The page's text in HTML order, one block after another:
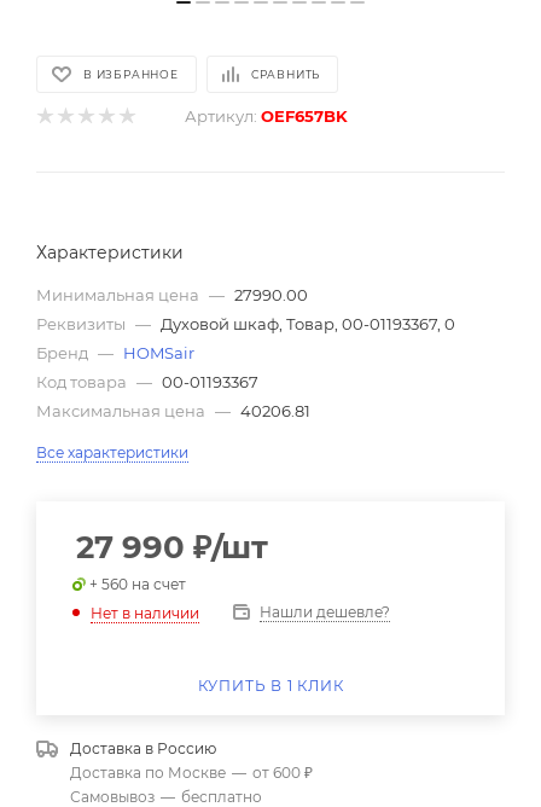
В ИЗБРАННОЕ СРАВНИТЬ
Артикул: OEF657BK
Характеристики
Минимальная цена — 27990.00
Реквизиты — Духовой шкаф, Товар, 00-01193367, 0
Бренд — HOMSair
Код товара — 00-01193367
Максимальная цена — 40206.81
Все характеристики
27 990 ₽/шт
+ 560 на счет
Нет в наличии
Нашли дешевле?
КУПИТЬ В 1 КЛИК
Доставка в Россию
Доставка по Москве — от 600 ₽
Самовывоз — бесплатно